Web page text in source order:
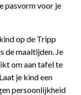
pasvorm voor je
op de Tripp
de maaltijden. Je
om aan tafel te
je kind een
persoonlijkheid